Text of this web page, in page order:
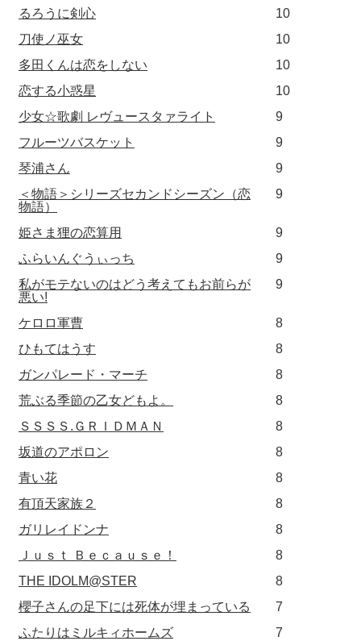
るろうに剣心
10
刀使ノ巫女
10
多田くんは恋をしない
10
恋する小惑星
10
少女☆歌劇 レヴュースタァライト
9
フルーツバスケット
9
琴浦さん
9
＜物語＞シリーズセカンドシーズン（恋
物語）
9
姫さま狸の恋算用
9
ふらいんぐうぃっち
9
私がモテないのはどう考えてもお前らが
悪い!
9
ケロロ軍曹
8
ひもてはうす
8
ガンパレード・マーチ
8
荒ぶる季節の乙女どもよ。
8
ＳＳＳＳ.ＧＲＩＤＭＡＮ
8
坂道のアポロン
8
青い花
8
有頂天家族２
8
ガリレイドンナ
8
Ｊｕｓｔ Ｂｅｃａｕｓｅ！
8
THE IDOLM@STER
8
櫻子さんの足下には死体が埋まっている
7
ふたりはミルキィホームズ
7